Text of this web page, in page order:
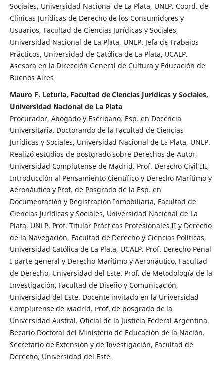
Sociales, Universidad Nacional de La Plata, UNLP. Coord. de
Clínicas Jurídicas de Derecho de los Consumidores y
Usuarios, Facultad de Ciencias Jurídicas y Sociales,
Universidad Nacional de La Plata, UNLP. Jefa de Trabajos
Prácticos, Universidad de Católica de La Plata, UCALP.
Asesora en la Dirección General de Cultura y Educación de
Buenos Aires
Mauro F. Leturia, Facultad de Ciencias Jurídicas y Sociales,
Universidad Nacional de La Plata
Procurador, Abogado y Escribano. Esp. en Docencia
Universitaria. Doctorando de la Facultad de Ciencias
Jurídicas y Sociales, Universidad Nacional de La Plata, UNLP.
Realizó estudios de postgrado sobre Derechos de Autor,
Universidad Complutense de Madrid. Prof. Derecho Civil III,
Introducción al Pensamiento Científico y Derecho Marítimo y
Aeronáutico y Prof. de Posgrado de la Esp. en
Documentación y Registración Inmobiliaria, Facultad de
Ciencias Jurídicas y Sociales, Universidad Nacional de La
Plata, UNLP. Prof. Titular Prácticas Profesionales II y Derecho
de la Navegación, Facultad de Derecho y Ciencias Políticas,
Universidad Católica de La Plata, UCALP. Prof. Derecho Penal
I parte general y Derecho Marítimo y Aeronáutico, Facultad
de Derecho, Universidad del Este. Prof. de Metodología de la
Investigación, Facultad de Diseño y Comunicación,
Universidad del Este. Docente invitado en la Universidad
Complutense de Madrid. Prof. de posgrado de la
Universidad Austral. Oficial de la Justicia Federal Argentina.
Becario Doctoral del Ministerio de Educación de la Nación.
Secretario de Extensión y de Investigación, Facultad de
Derecho, Universidad del Este.